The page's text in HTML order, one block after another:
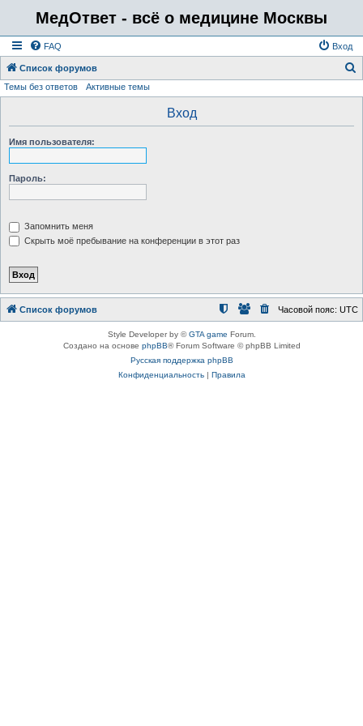
МедОтвет - всё о медицине Москвы
FAQ Вход
Список форумов
Темы без ответов Активные темы
Вход
Имя пользователя:
Пароль:
Запомнить меня
Скрыть моё пребывание на конференции в этот раз
Список форумов Часовой пояс: UTC
Style Developer by ©GTA game Forum.
Создано на основе phpBB® Forum Software © phpBB Limited
Русская поддержка phpBB
Конфиденциальность| Правила